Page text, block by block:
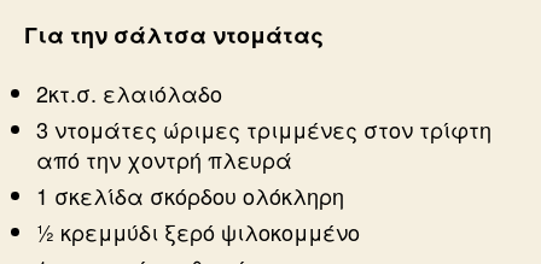
Για την σάλτσα ντομάτας
2κτ.σ. ελαιόλαδο
3 ντομάτες ώριμες τριμμένες στον τρίφτη
από την χοντρή πλευρά
1 σκελίδα σκόρδου ολόκληρη
½ κρεμμύδι ξερό ψιλοκομμένο